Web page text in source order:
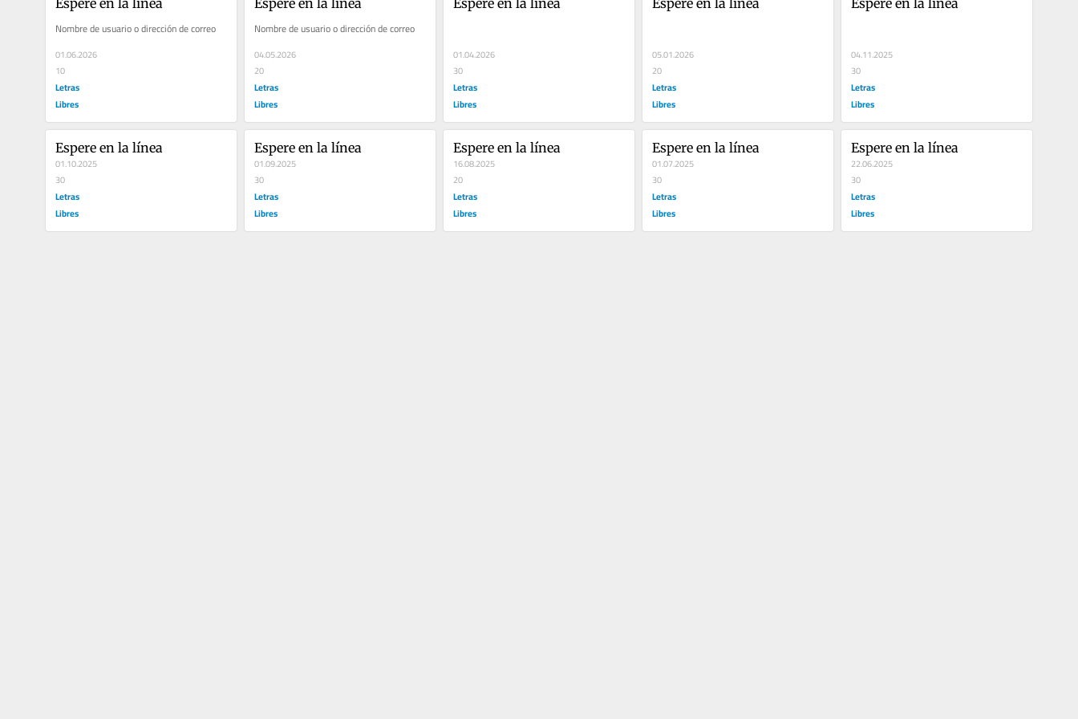
Nombre de usuario o dirección de correo
01.06.2026
10
Letras
Libres
Nombre de usuario o dirección de correo
04.05.2026
20
Letras
Libres
01.04.2026
30
Letras
Libres
05.01.2026
20
Letras
Libres
04.11.2025
30
Letras
Libres
Espere en la línea
01.10.2025
30
Letras
Libres
Espere en la línea
01.09.2025
30
Letras
Libres
Espere en la línea
16.08.2025
20
Letras
Libres
Espere en la línea
01.07.2025
30
Letras
Libres
Espere en la línea
22.06.2025
30
Letras
Libres